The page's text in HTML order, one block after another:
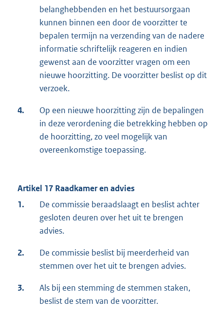
belanghebbenden en het bestuursorgaan
kunnen binnen een door de voorzitter te
bepalen termijn na verzending van de nadere
informatie schriftelijk reageren en indien
gewenst aan de voorzitter vragen om een
nieuwe hoorzitting. De voorzitter beslist op dit
verzoek.
4.
Op een nieuwe hoorzitting zijn de bepalingen
in deze verordening die betrekking hebben op
de hoorzitting, zo veel mogelijk van
overeenkomstige toepassing.
Artikel 17 Raadkamer en advies
1.
De commissie beraadslaagt en beslist achter
gesloten deuren over het uit te brengen
advies.
2.
De commissie beslist bij meerderheid van
stemmen over het uit te brengen advies.
3.
Als bij een stemming de stemmen staken,
beslist de stem van de voorzitter.